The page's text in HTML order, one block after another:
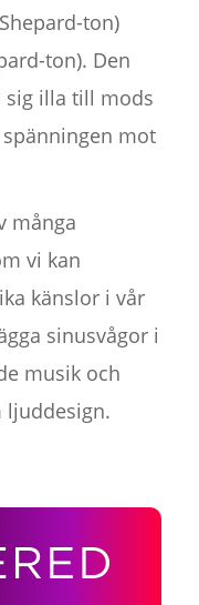
ton)
ton). Den
sig illa till mods
mot
många
vi kan
känslor i vår
sinusvågor i
musik och
ljuddesign.